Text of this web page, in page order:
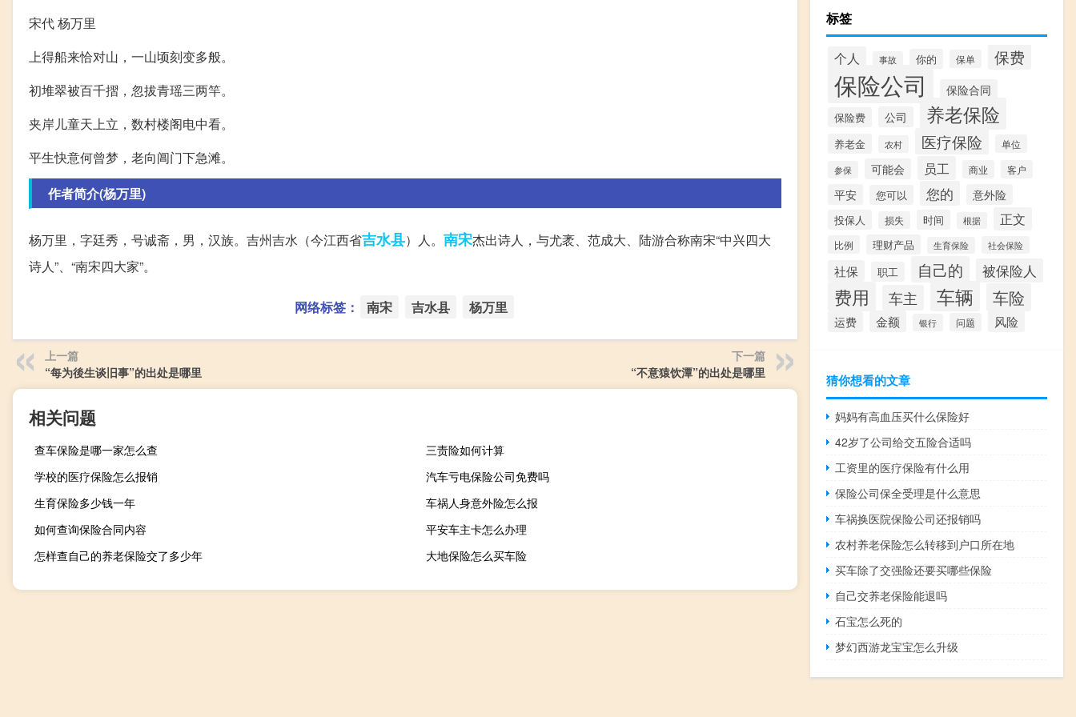
宋代 杨万里
上得船来恰对山，一山顷刻变多般。
初堆翠被百千摺，忽拔青瑶三两竿。
夹岸儿童天上立，数村楼阁电中看。
平生快意何曾梦，老向阊门下急滩。
作者简介(杨万里)
杨万里，字廷秀，号诚斋，男，汉族。吉州吉水（今江西省吉水县）人。 南宋杰出诗人，与尤袤、范成大、陆游合称南宋“中兴四大
诗人”、“南宋四大家”。
网络标签： 南宋 吉水县 杨万里
上一篇
“每为後生谈旧事”的出处是哪里
下一篇
“不意猿饮潭”的出处是哪里
相关问题
查车保险是哪一家怎么查
三责险如何计算
学校的医疗保险怎么报销
汽车亏电保险公司免费吗
生育保险多少钱一年
车祸人身意外险怎么报
如何查询保险合同内容
平安车主卡怎么办理
怎样查自己的养老保险交了多少年
大地保险怎么买车险
标签
个人 事故 你的 保单 保费
保险公司 保险合同
保险费 公司 养老保险
养老金 农村 医疗保险 单位
参保 可能会 员工 商业 客户
平安 您可以 您的 意外险
投保人 损失 时间 根据 正文
比例 理财产品 生育保险 社会保险
社保 职工 自己的 被保险人
费用 车主 车辆 车险
运费 金额 银行 问题 风险
猜你想看的文章
妈妈有高血压买什么保险好
42岁了公司给交五险合适吗
工资里的医疗保险有什么用
保险公司保全受理是什么意思
车祸换医院保险公司还报销吗
农村养老保险怎么转移到户口所在地
买车除了交强险还要买哪些保险
自己交养老保险能退吗
石宝怎么死的
梦幻西游龙宝宝怎么升级